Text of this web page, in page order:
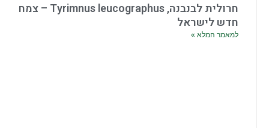
חרולית לבנבנה, Tyrimnus leucographus – צמח
חדש לישראל
למאמר המלא »